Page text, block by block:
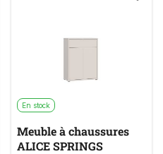
En stock
Meuble à chaussures
ALICE SPRINGS